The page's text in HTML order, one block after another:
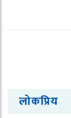
लोकप्रिय